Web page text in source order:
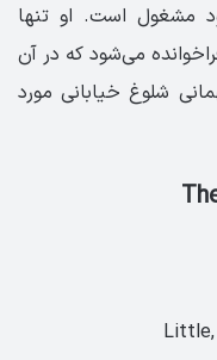
مشغول است. او تنها
می‌شود که در آن
شلوغ خیابانی مورد